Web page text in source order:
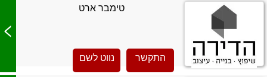
טימבר ארט
התקשר נווט לשם
>